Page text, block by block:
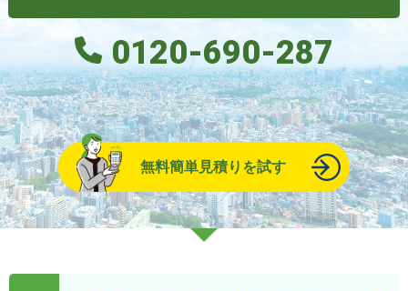
0120-690-287
無料簡単見積りを試す